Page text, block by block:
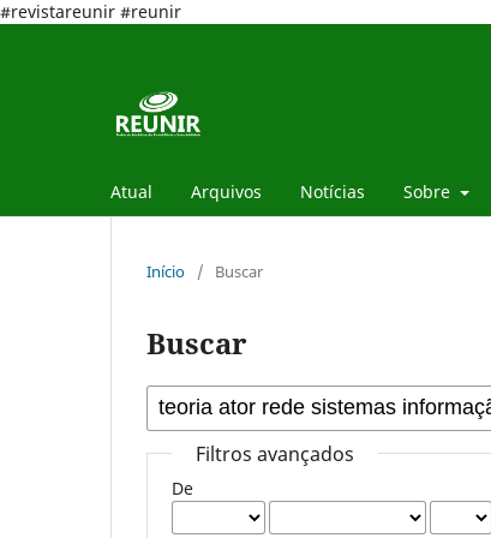
#revistareunir #reunir
Atual Arquivos Notícias Sobre
Início / Buscar
Buscar
Filtros avançados
De